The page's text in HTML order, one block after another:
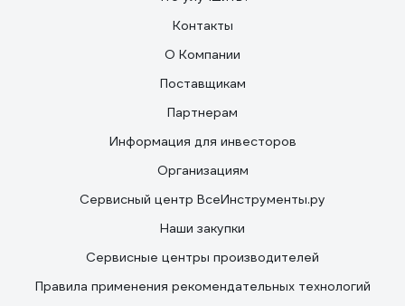
Контакты
О Компании
Поставщикам
Партнерам
Информация для инвесторов
Организациям
Сервисный центр ВсеИнструменты.ру
Наши закупки
Сервисные центры производителей
Правила применения рекомендательных технологий